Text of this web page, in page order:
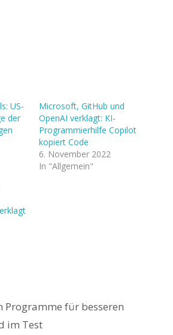
US-
der
Microsoft, GitHub und
OpenAI verklagt: KI-
Programmierhilfe Copilot
kopiert Code
6. November 2022
In "Allgemein"
Programme für besseren
im Test